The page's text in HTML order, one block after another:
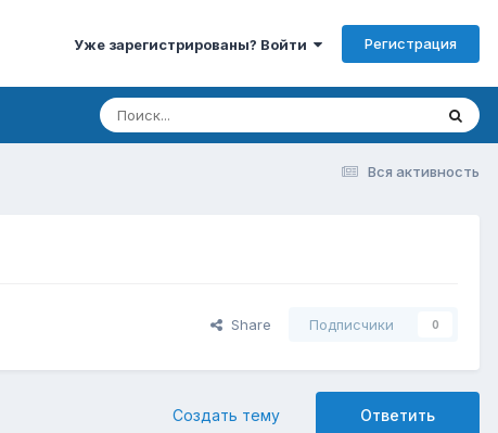
Уже зарегистрированы? Войти Регистрация
Вся активность
Share Подписчики 0
Ответить
Создать тему